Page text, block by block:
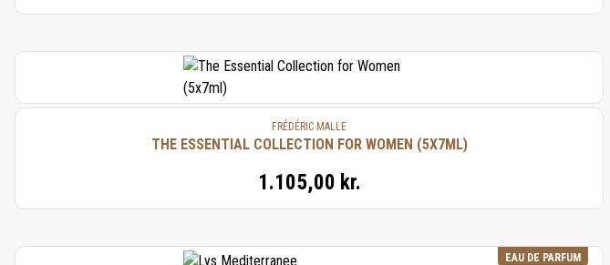
FRÉDÉRIC MALLE
THE ESSENTIAL COLLECTION FOR WOMEN (5X7ML)
1.105,00 kr.
EAU DE PARFUM